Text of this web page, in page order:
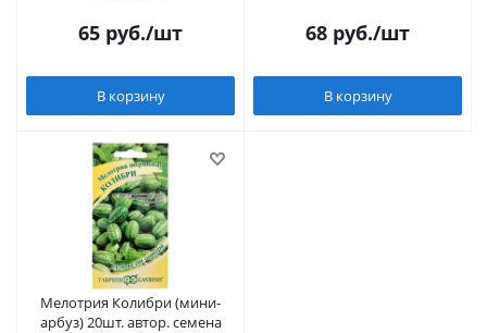
65 руб./шт
В корзину
68 руб./шт
В корзину
Мелотрия Колибри (мини-
арбуз) 20шт. автор. семена